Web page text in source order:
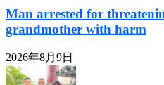
Man arrested for
grandmother with harm
2026年8月9日